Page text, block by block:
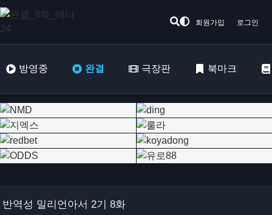
회원가입 로그인
방영중 완결 극장판 북마크
반역성 밀리언아서 2기 8화